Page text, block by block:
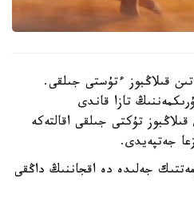
قىلاڭبوز ءتۇستى جىلقى.
تازا قاندى
تۇكتى جىلقى اقالتەكە
جەلىدە دە اقجاننىڭ داڭقى